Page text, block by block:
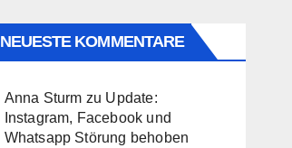
NEUESTE KOMMENTARE
Anna Sturm zu Update:
Instagram, Facebook und
Whatsapp Störung behoben